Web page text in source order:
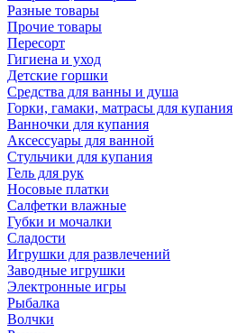
Разные товары
Прочие товары
Пересорт
Гигиена и уход
Детские горшки
Средства для ванны и душа
Горки, гамаки, матрасы для купания
Ванночки для купания
Аксессуары для ванной
Стульчики для купания
Гель для рук
Носовые платки
Салфетки влажные
Губки и мочалки
Сладости
Игрушки для развлечений
Заводные игрушки
Электронные игры
Рыбалка
Волчки